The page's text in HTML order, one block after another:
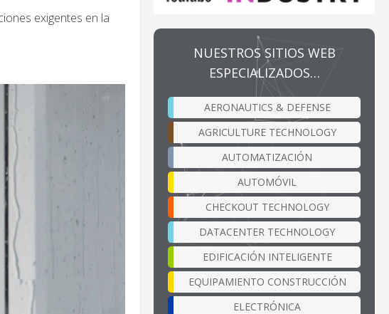
exigentes en la
NUESTROS SITIOS WEB
ESPECIALIZADOS…
AERONAUTICS & DEFENSE
AGRICULTURE TECHNOLOGY
AUTOMATIZACIÓN
AUTOMÓVIL
CHECKOUT TECHNOLOGY
DATACENTER TECHNOLOGY
EDIFICACIÓN INTELIGENTE
EQUIPAMIENTO CONSTRUCCIÓN
ELECTRÓNICA